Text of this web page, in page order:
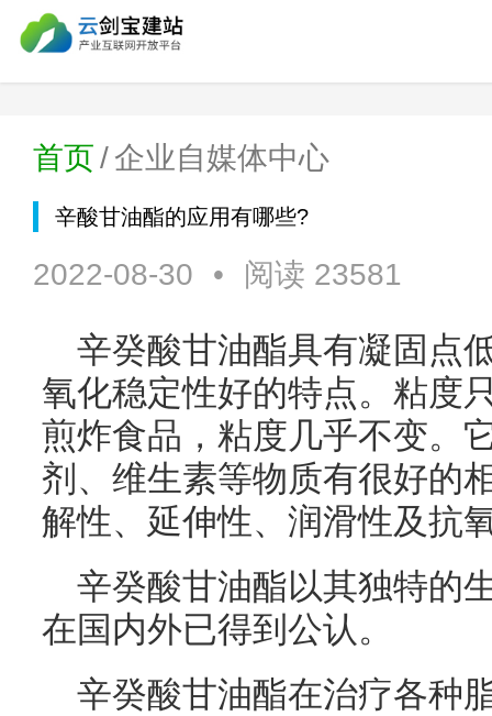
首页/企业自媒体中心
辛酸甘油酯的应用有哪些?
2022-08-30 • 阅读 23581
辛癸酸甘油酯具有凝固点
氧化稳定性好的特点。粘度
煎炸食品，粘度几乎不变。
剂、维生素等物质有很好的
解性、延伸性、润滑性及抗
辛癸酸甘油酯以其独特的
在国内外已得到公认。
辛癸酸甘油酯在治疗各种